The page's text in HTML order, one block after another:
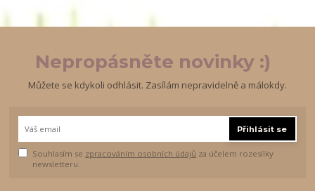
Nepropásněte novinky :)
Můžete se kdykoli odhlásit. Zasílám nepravidelně a málokdy.
Přihlásit se
Souhlasím se zpracováním osobních údajů za účelem rozesílky
newsletteru.